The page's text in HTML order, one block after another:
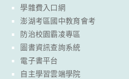
學雜費入口網
澎湖考區國中教育會考
防治校園霸凌專區
圖書資訊查詢系統
電子書平台
自主學習雲端學院